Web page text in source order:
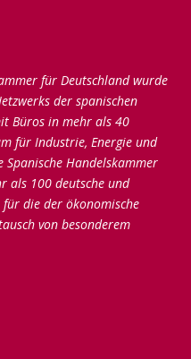
für Deutschland wurde
der spanischen
Büros in mehr als 40
für Industrie, Energie und
Handelskammer
als 100 deutsche und
die der ökonomische
von besonderem